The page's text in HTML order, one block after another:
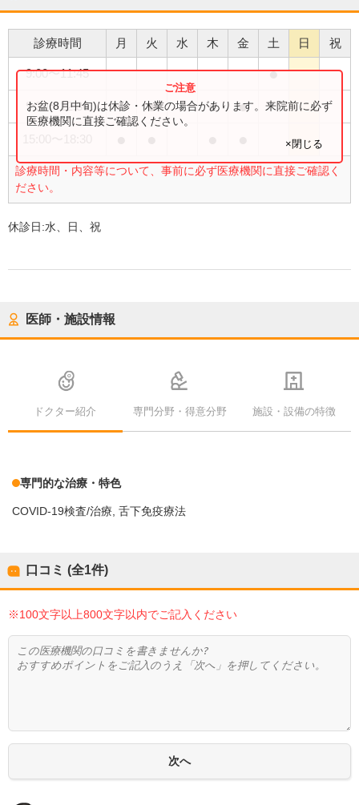
診療時間 月 火 水 木 金 土 日 祝
9:00〜11:45 ●
9:30〜12:30 ● ● ● ●
診療時間・内容等について、事前に必ず医療機関に直接ご確認く
ださい。
お盆(8月中旬)は休診・休業の場合があります。来院前に必ず
医療機関に直接ご確認ください。
×閉じる
休診日:水、日、祝
医師・施設情報
ドクター紹介 専門分野・得意分野 施設・設備の特徴
専門的な治療・特色
COVID-19検査/治療 舌下免疫療法
口コミ (全1件)
※100文字以上800文字以内でご記入ください